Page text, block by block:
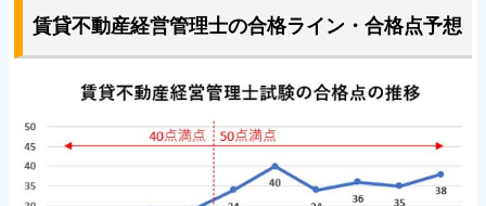
賃貸不動産経営管理士の合格ライン・合格点予想